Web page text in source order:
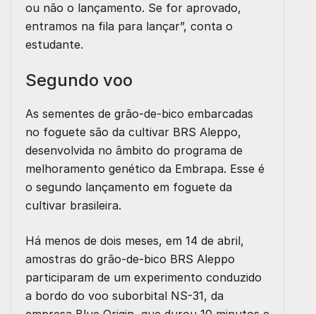
ou não o lançamento. Se for aprovado,
entramos na fila para lançar”, conta o
estudante.
Segundo voo
As sementes de grão-de-bico embarcadas
no foguete são da cultivar BRS Aleppo,
desenvolvida no âmbito do programa de
melhoramento genético da Embrapa. Esse é
o segundo lançamento em foguete da
cultivar brasileira.
Há menos de dois meses, em 14 de abril,
amostras do grão-de-bico BRS Aleppo
participaram de um experimento conduzido
a bordo do voo suborbital NS-31, da